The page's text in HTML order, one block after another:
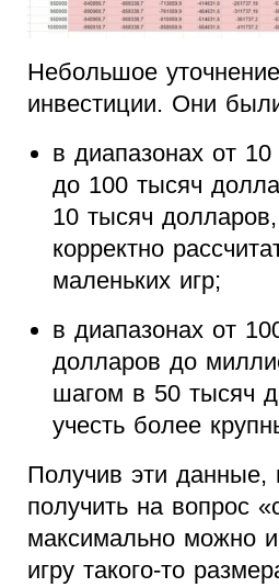
Небольшое
инвестиции. Они
в диапазонах от
до 100 тысяч
10 тысяч
корректно
маленьких игр;
в диапазонах от
долларов до
шагом в 50 тысяч
учесть более
Получив эти данные,
получить на вопрос
максимально можно
игру такого-то